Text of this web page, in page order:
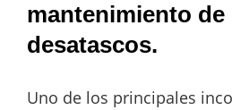
mantenimiento
desatascos.
Uno de los principales